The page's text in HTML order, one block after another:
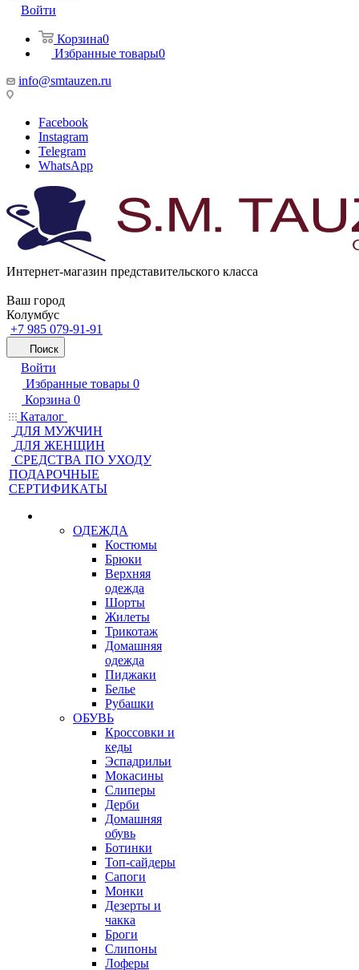
Войти
Корзина0
Избранные товары0
info@smtauzen.ru
Facebook
Instagram
Telegram
WhatsApp
Интернет-магазин представительского класса
Ваш город
Колумбус
+7 985 079-91-91
Поиск
Войти
Избранные товары 0
Корзина 0
Каталог
ДЛЯ МУЖЧИН
ДЛЯ ЖЕНЩИН
CРЕДСТВА ПО УХОДУ
ПОДАРОЧНЫЕ
СЕРТИФИКАТЫ
ОДЕЖДА
Костюмы
Брюки
Верхняя
одежда
Шорты
Жилеты
Трикотаж
Домашняя
одежда
Пиджаки
Белье
Рубашки
ОБУВЬ
Кроссовки и
кеды
Эспадрильи
Мокасины
Слиперы
Дерби
Домашняя
обувь
Ботинки
Топ-сайдеры
Сапоги
Монки
Дезерты и
чакка
Броги
Слипоны
Лоферы